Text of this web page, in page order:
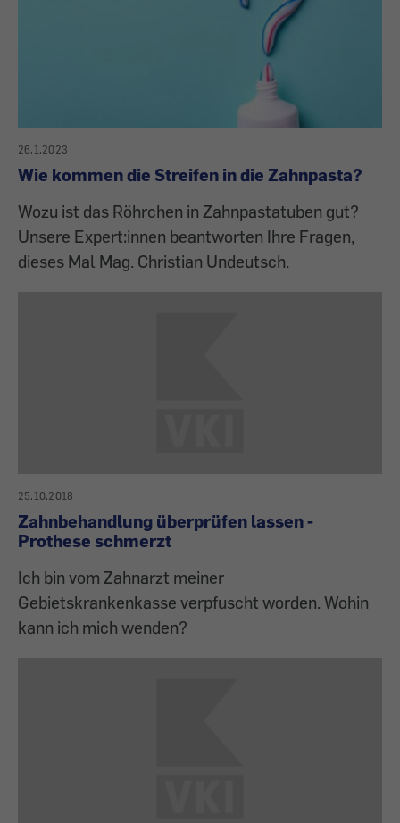
26.1.2023
Wie kommen die Streifen in die Zahnpasta?
Wozu ist das Röhrchen in Zahnpastatuben gut?
Unsere Expert:innen beantworten Ihre Fragen,
dieses Mal Mag. Christian Undeutsch.
25.10.2018
Zahnbehandlung überprüfen lassen -
Prothese schmerzt
Ich bin vom Zahnarzt meiner
Gebietskrankenkasse verpfuscht worden. Wohin
kann ich mich wenden?